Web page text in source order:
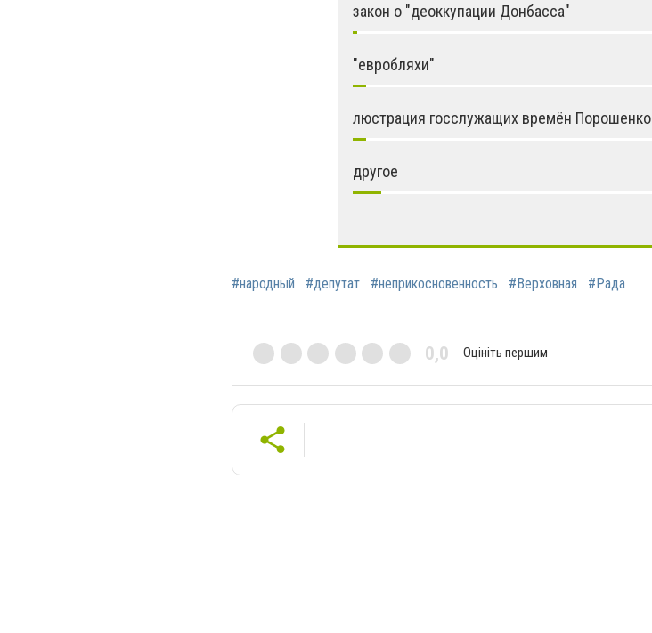
закон о "деоккупации Донбасса"
"евробляхи"
люстрация госслужащих времён Порошенко
другое
#народный #депутат #неприкосновенность #Верховная #Рада
0,0 Оцініть першим